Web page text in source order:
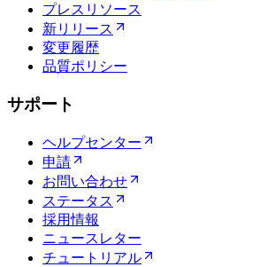
プレスリソース
新リリース
変更履歴
品質ポリシー
サポート
ヘルプセンター
申請
お問い合わせ
ステータス
採用情報
ニュースレター
チュートリアル